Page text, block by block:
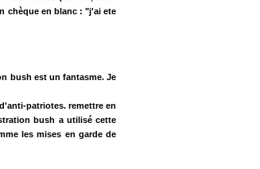
chèque en blanc : "j'ai ete
bush est un fantasme. Je
patriotes. remettre en
bush a utilisé cette
les mises en garde de